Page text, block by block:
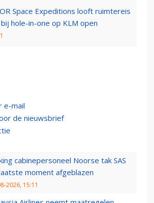
Space Expeditions looft ruimtereis
hole-in-one op KLM open
e-mail
de nieuwsbrief
cabinepersoneel Noorse tak SAS
moment afgeblazen
2026, 15:11